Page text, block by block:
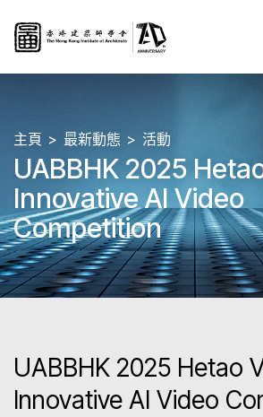
主頁 最新動態 活動
UABBHK 2025
Innovative AI Video
Competition
UABBHK 2025 Hetao
Innovative AI Video